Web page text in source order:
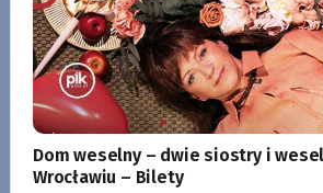
Dom weselny – dwie siostry i
Wrocławiu – Bilety